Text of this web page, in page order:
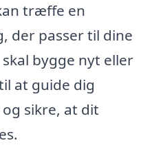
træffe en
der passer til dine
bygge nyt eller
at guide dig
sikre, at dit